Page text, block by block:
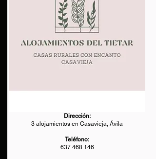
Dirección:
3 alojamientos en Casavieja, Ávila
Teléfono:
637 468 146